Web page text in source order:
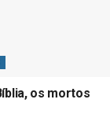
os mortos